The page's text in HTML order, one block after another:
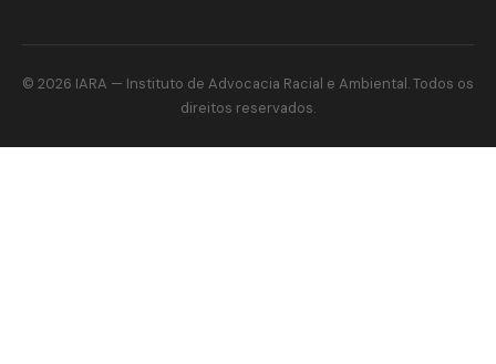
© 2026 IARA — Instituto de Advocacia Racial e Ambiental. Todos os
direitos reservados.